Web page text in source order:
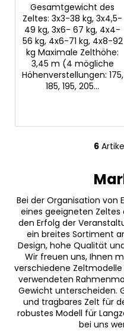
Gesamtgewicht des
Zeltes: 3x3-38 kg, 3x4,5-
49 kg, 3x6- 67 kg, 4x4-
56 kg, 4x6-71 kg, 4x8-92
kg Maximale Zelthöhe:
3,45 m (4 mögliche
Höhenverstellungen: 175,
185, 195, 205...
6
Bei der Organisation von
eines geeigneten
den Erfolg der
ein breites Sortiment
Design, hohe Qualität
Wir freuen uns, Ihnen
verschiedene
verwendeten
Gewicht unterscheiden.
und tragbares Zelt für
robustes Modell für
bei uns